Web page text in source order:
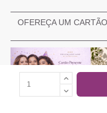
OFEREÇA UM